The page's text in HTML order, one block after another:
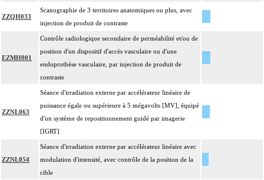
ZZQH033
Scanographie de 3 territoires anatomiques ou plus, avec
injection de produit de contraste
EZMH001
Contrôle radiologique secondaire de perméabilité et/ou de
position d'un dispositif d'accès vasculaire ou d'une
endoprothèse vasculaire, par injection de produit de
contraste
ZZNL063
Séance d'irradiation externe par accélérateur linéaire de
puissance égale ou supérieure à 5 mégavolts [MV], équipé
d'un système de repositionnement guidé par imagerie
[IGRT]
ZZNL054
Séance d'irradiation externe par accélérateur linéaire avec
modulation d'intensité, avec contrôle de la position de la
cible